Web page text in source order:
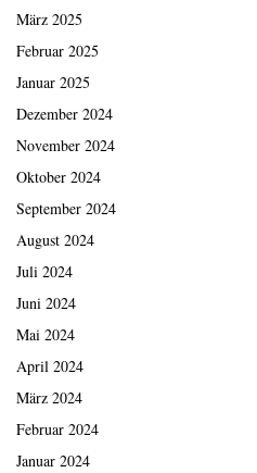
März 2025
Februar 2025
Januar 2025
Dezember 2024
November 2024
Oktober 2024
September 2024
August 2024
Juli 2024
Juni 2024
Mai 2024
April 2024
März 2024
Februar 2024
Januar 2024